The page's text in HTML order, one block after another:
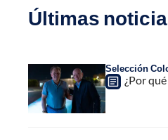
Últimas
Selección
¿Por